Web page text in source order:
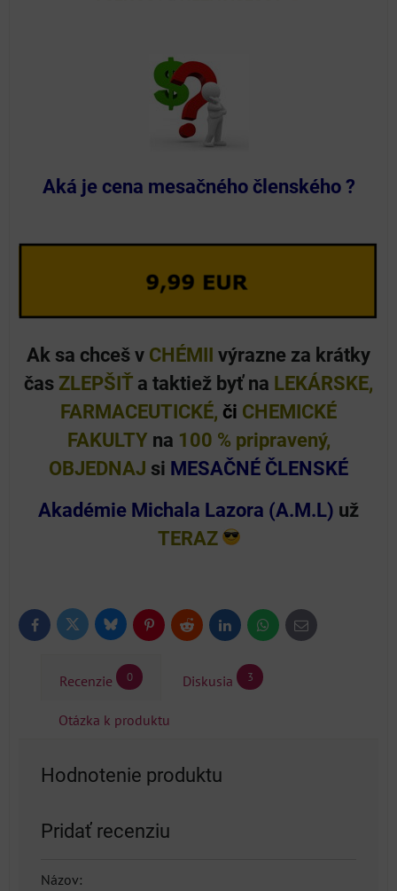
Aká je cena mesačného členského ?
Ak sa chceš v CHÉMII výrazne za krátky
čas ZLEPŠIŤ a taktiež byť na LEKÁRSKE,
FARMACEUTICKÉ, či CHEMICKÉ
FAKULTY na 100 % pripravený,
OBJEDNAJ si MESAČNÉ ČLENSKÉ
Akadémie Michala Lazora (A.M.L) už
TERAZ
FacebookTwitter BlueskyPinterestReddit LinkedInWhatsApp
E-
mail
Recenzie 0 Diskusia 3
Otázka k produktu
Hodnotenie produktu
Pridať recenziu
Názov: